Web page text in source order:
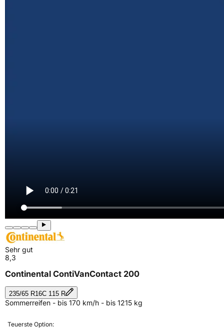
Sehr gut
8,3
Continental ContiVanContact 200
235/65 R16C 115 R
Sommerreifen - bis 170 km/h - bis 1215 kg
Teuerste Option: